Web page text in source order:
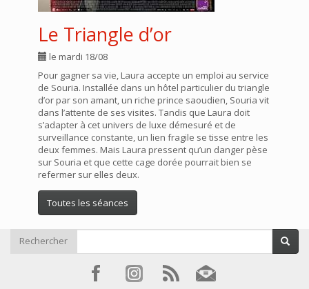
Le Triangle d’or
le mardi 18/08
Pour gagner sa vie, Laura accepte un emploi au service
de Souria. Installée dans un hôtel particulier du triangle
d’or par son amant, un riche prince saoudien, Souria vit
dans l’attente de ses visites. Tandis que Laura doit
s’adapter à cet univers de luxe démesuré et de
surveillance constante, un lien fragile se tisse entre les
deux femmes. Mais Laura pressent qu’un danger pèse
sur Souria et que cette cage dorée pourrait bien se
refermer sur elles deux.
Toutes les séances
Rechercher